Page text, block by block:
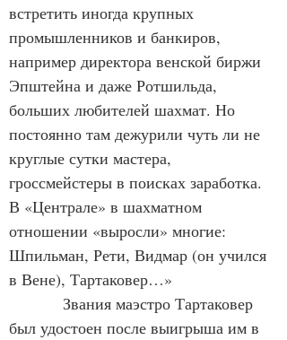
встретить иногда крупных
промышленников и банкиров,
например директора венской биржи
Эпштейна и даже Ротшильда,
больших любителей шахмат. Но
постоянно там дежурили чуть ли не
круглые сутки мастера,
гроссмейстеры в поисках заработка.
В «Централе» в шахматном
отношении «выросли» многие:
Шпильман, Рети, Видмар (он учился
в Вене), Тартаковер…»
был удостоен после выигрыша им в